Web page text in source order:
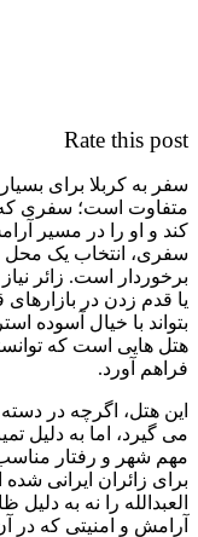
Rate this post
سفر به کربلا برای
متفاوت است؛ سفری که
کند و او را در مسیر
سفری، انتخاب یک محل
برخوردار است. زائر
یا قدم زدن در
بتواند با خیال آسوده
هتل هایی است که
فراهم آورد.
این هتل، اگرچه در
می گیرد، اما به دلیل
مهم شهر و رفتار
برای زائران ایرانی
العبدالله را نه به
آرامش و امنیتی که در